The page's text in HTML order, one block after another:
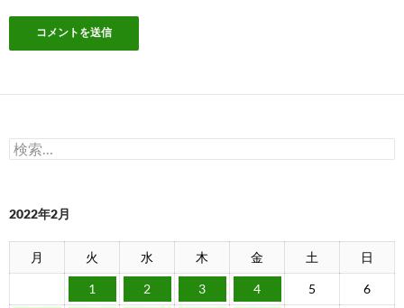
検
索:
2022年2月
月 火 水 木 金 土 日
1 2 3 4 5 6